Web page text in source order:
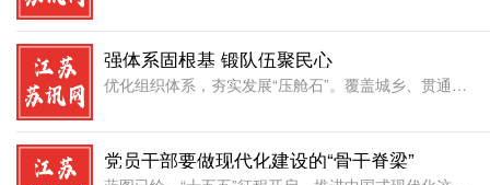
强体系固根基 锻队伍聚民心
优化组织体系，夯实发展“压舱石”。覆盖城乡、贯通全域的组织体系是党执政兴国的坚实根基。面对新业态、新领域不断涌现，组织工作必须主动延伸触角、创新形态，让党的领导扎根在发展的最前沿。例如，在河北任丘市石
党员干部要做现代化建设的“骨干脊梁”